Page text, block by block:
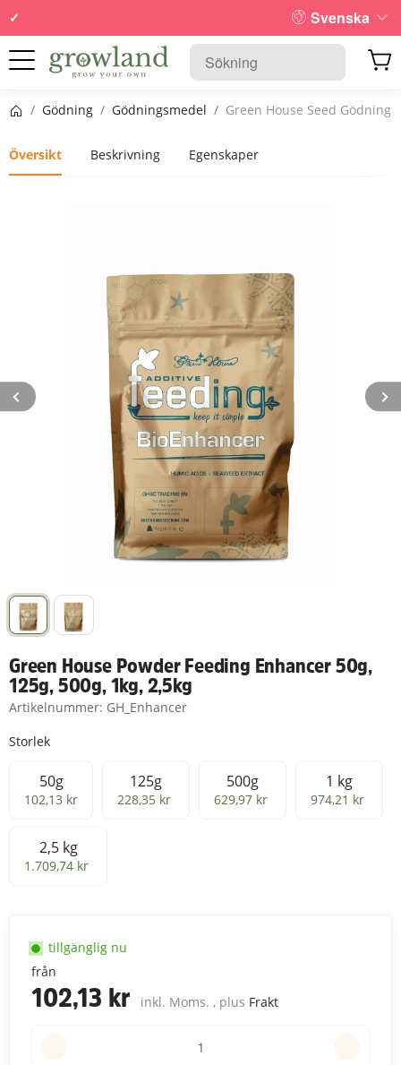
Svenska
Startsida
/ Gödning / Gödningsmedel / Green House Seed Gödning
Översikt Beskrivning Egenskaper
Green House Powder Feeding Enhancer 50g,
125g, 500g, 1kg, 2,5kg
Artikelnummer: GH_Enhancer
Storlek
50g
50g
102,13 kr
125g
125g
228,35 kr
500g
500g
629,97 kr
1 kg
1 kg
974,21 kr
2,5 kg
2,5 kg
1.709,74 kr
från
102,13 kr inkl. Moms. , plus Frakt
tillgänglig nu